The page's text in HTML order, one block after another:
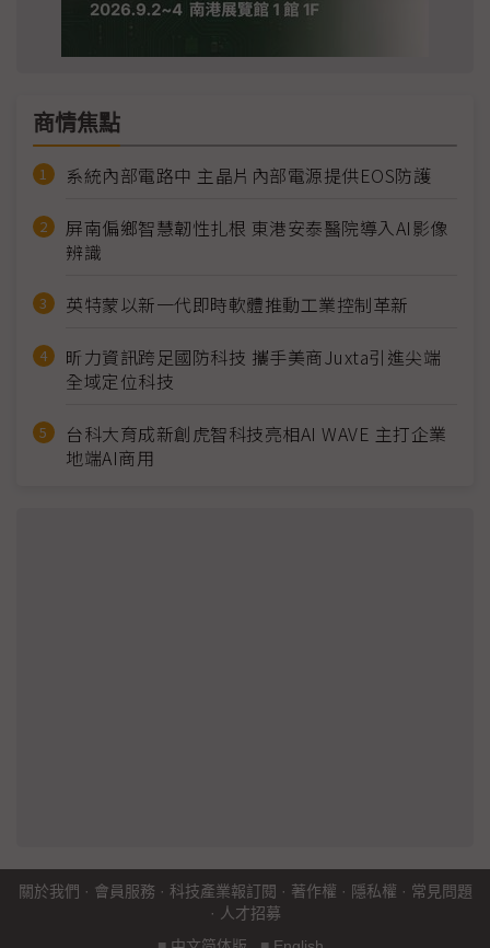
商情焦點
系統內部電路中 主晶片內部電源提供EOS防護
屏南偏鄉智慧韌性扎根 東港安泰醫院導入AI影像
辨識
英特蒙以新一代即時軟體推動工業控制革新
昕力資訊跨足國防科技 攜手美商Juxta引進尖端
全域定位科技
台科大育成新創虎智科技亮相AI WAVE 主打企業
地端AI商用
關於我們 · 會員服務 · 科技產業報訂閱 · 著作權 · 隱私權 · 常見問題
· 人才招募